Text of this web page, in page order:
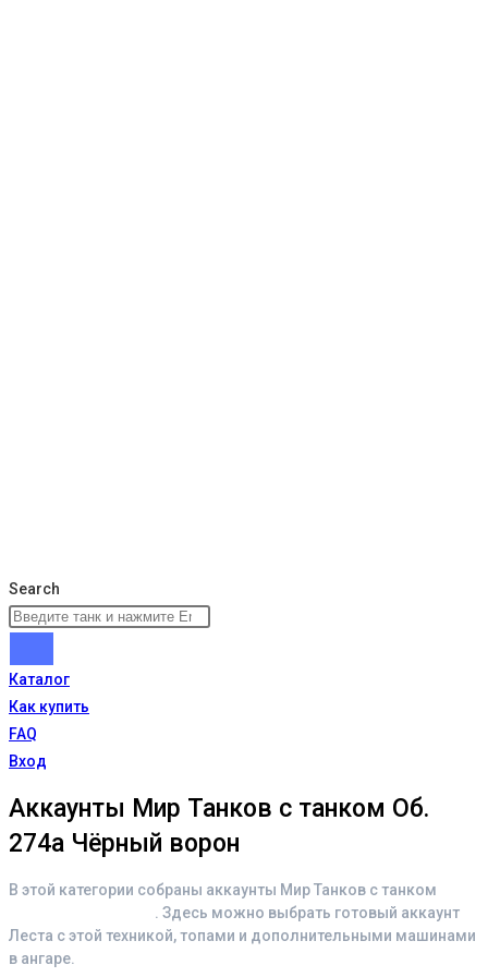
Search
Каталог
Как купить
FAQ
Вход
Аккаунты Мир Танков с танком Об.
274а Чёрный ворон
В этой категории собраны аккаунты Мир Танков с танком
. Здесь можно выбрать готовый аккаунт
Леста с этой техникой, топами и дополнительными машинами
в ангаре.